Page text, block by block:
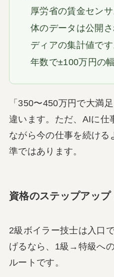
厚労省の賃金セン
体のデータは公開
ディアの集計値で
年数で±100万円の
「350〜450万円で大満
違います。ただ、AIに仕
ながら今の仕事を続ける
準ではあります。
資格のステップアッ
2級ボイラー技士は入口
げるなら、1級→特級へ
ルートです。